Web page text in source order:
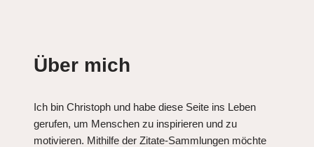
Über mich
Ich bin Christoph und habe diese Seite ins Leben
gerufen, um Menschen zu inspirieren und zu
motivieren. Mithilfe der Zitate-Sammlungen möchte